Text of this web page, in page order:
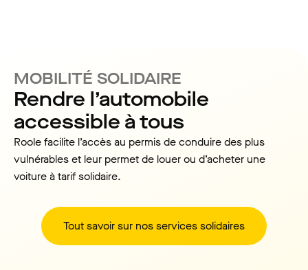
MOBILITÉ SOLIDAIRE
Rendre l’automobile
accessible à tous
Roole facilite l’accès au permis de conduire des plus
vulnérables et leur permet de louer ou d’acheter une
voiture à tarif solidaire.
Tout savoir sur nos services solidaires